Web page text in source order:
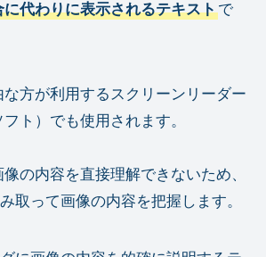
代わりに表示されるテキストで
な方が利用するスクリーンリーダー
フト）でも使用されます。
の内容を直接理解できないため、
取って画像の内容を把握します。